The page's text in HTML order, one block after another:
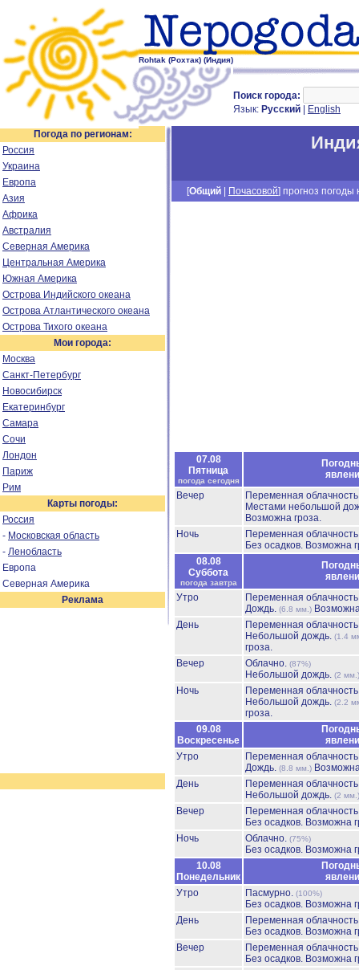
Rohtak (Рохтак) (Индия)
Поиск города:
Язык: Русский English
Погода по регионам:
Россия
Украина
Европа
Азия
Африка
Австралия
Северная Америка
Центральная Америка
Южная Америка
Острова Индийского океана
Острова Атлантического океана
Острова Тихого океана
Мои города:
Москва
Санкт-Петербург
Новосибирск
Екатеринбург
Самара
Сочи
Лондон
Париж
Рим
Карты погоды:
Россия
- Московская область
- Ленобласть
Европа
Северная Америка
Реклама
[Общий Почасовой] прогноз погоды
07.08
Пятница
погода сегодня
Вечер
Переменная
Местами небольшой
Возможна гроза.
Ночь
Переменная
Без осадков. Возможна
08.08
Суббота
погода завтра
Утро
Переменная
Дождь. (6.8 мм.)
День
Переменная
Небольшой дождь. (1.4
гроза.
Вечер
Облачно. (87%)
Небольшой дождь. (2 мм.)
Ночь
Переменная
Небольшой дождь. (2.2
гроза.
09.08
Воскресенье
Утро
Переменная
Дождь. (8.8 мм.)
День
Переменная
Небольшой дождь. (2 мм.)
Вечер
Переменная
Без осадков. Возможна
Ночь
Облачно. (75%)
Без осадков. Возможна
10.08
Понедельник
Утро
Пасмурно. (100%)
Без осадков. Возможна
День
Переменная
Без осадков. Возможна
Вечер
Переменная
Без осадков. Возможна